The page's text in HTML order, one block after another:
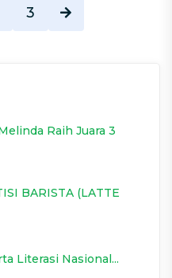
3
Raih Juara 3
BARISTA (LATTE
Literasi Nasional...